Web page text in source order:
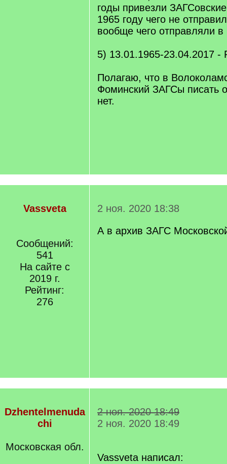
годы привезли
1965 году чего не
вообще чего отправляли в
5) 13.01.1965-23.04.2017 -
Полагаю, что в
Фоминский ЗАГСы писать
нет.
Vassveta
Сообщений:
541
На сайте с
2019 г.
Рейтинг:
276
2 ноя. 2020 18:38
А в архив ЗАГС
Dzhentelmenuda
chi
Московская обл.
2 ноя. 2020 18:49
2 ноя. 2020 18:49
Vassveta написал: